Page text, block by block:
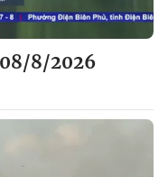
8/2026